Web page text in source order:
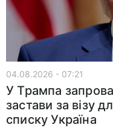
04.08.2026 - 07:21
У Трампа
застави за візу
списку Україна